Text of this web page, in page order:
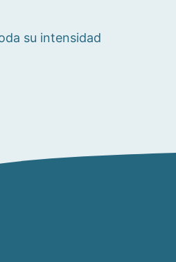
su intensidad